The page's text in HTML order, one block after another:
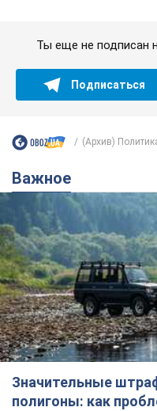
Значительные
полигоны: как
границей
Украине не помешает
8.08.2026 05:10 1,9 т.
В Прикарпатье
жары прошел
дороги